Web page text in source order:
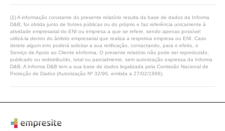
(1) A informação constante do presente relatório resulta da base de dados da Informa
D&B, foi obtida junto de fontes públicas ou do próprio e faz referência unicamente à
atividade empresarial do ENI ou empresa a que se refere, sendo apenas possível
utilizá-la dentro do âmbito empresarial que realiza a respetiva empresa ou ENI. Caso
detete algum erro poderá solicitar a sua retificação, contactando, para o efeito, o
Serviço de Apoio ao Cliente eInforma. O presente relatório não pode ser reproduzido,
publicado ou redistribuído, total ou parcialmente, sem autorização expressa da Informa
D&B. A Informa D&B tem a sua base de dados legalizada pela Comissão Nacional de
Proteção de Dados (Autorização Nº 32/96, emitida a 27/02/1996).